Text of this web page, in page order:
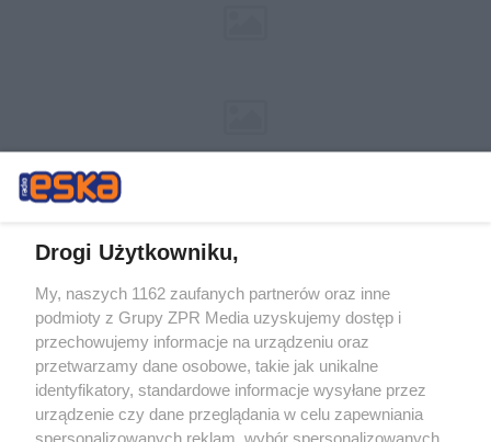
Żaden utwór zamieszczony w serwisie nie może być powielany i
rozpowszechniany lub dalej rozpowszechniany w jakikolwiek sposób (w
tym także elektroniczny lub mechaniczny) na jakimkolwiek polu
eksploatacji w jakiejkolwiek formie, włącznie z umieszczaniem w
Internecie bez pisemnej zgody właściciela praw. Jakiekolwiek użycie lub
wykorzystanie utworów w całości lub w części z naruszeniem prawa,
tzn. bez właściwej zgody, jest zabronione pod groźbą kary i może być
ścigane prawnie.
Drogi Użytkowniku,
My, naszych 1162 zaufanych partnerów oraz inne
podmioty z Grupy ZPR Media uzyskujemy dostęp i
przechowujemy informacje na urządzeniu oraz
przetwarzamy dane osobowe, takie jak unikalne
identyfikatory, standardowe informacje wysyłane przez
urządzenie czy dane przeglądania w celu zapewniania
spersonalizowanych reklam, wybór spersonalizowanych